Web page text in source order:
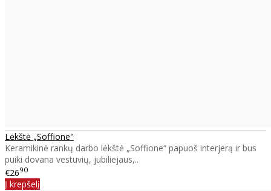
Lėkštė „Soffione"
Keramikinė rankų darbo lėkštė „Soffione“ papuoš interjerą ir bus
puiki dovana vestuvių, jubiliejaus,..
€2690
Į krepšelį